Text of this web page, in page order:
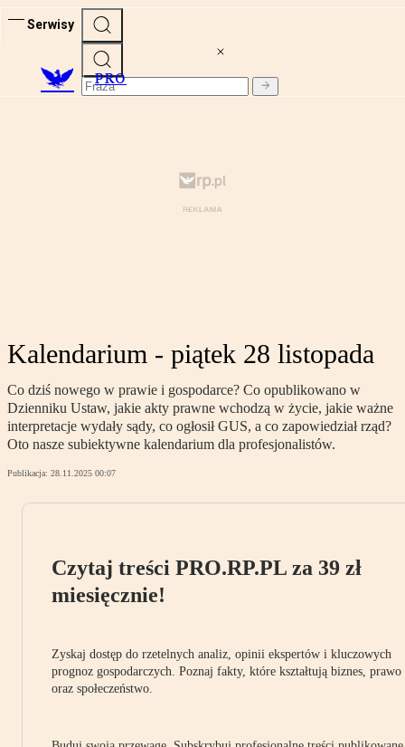
Serwisy
PRO
Kalendarium - piątek 28 listopada
Co dziś nowego w prawie i gospodarce? Co opublikowano w
Dzienniku Ustaw, jakie akty prawne wchodzą w życie, jakie ważne
interpretacje wydały sądy, co ogłosił GUS, a co zapowiedział rząd?
Oto nasze subiektywne kalendarium dla profesjonalistów.
Publikacja: 28.11.2025 00:07
Czytaj treści PRO.RP.PL za 39 zł
miesięcznie!
Zyskaj dostęp do rzetelnych analiz, opinii ekspertów i kluczowych
prognoz gospodarczych. Poznaj fakty, które kształtują biznes, prawo
oraz społeczeństwo.